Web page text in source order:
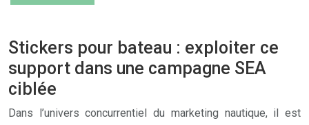
Stickers pour bateau : exploiter ce
support dans une campagne SEA
ciblée
Dans l’univers concurrentiel du marketing nautique, il est